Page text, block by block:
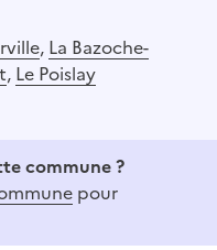
, La Bazoche-
, Le Poislay
commune ?
pour